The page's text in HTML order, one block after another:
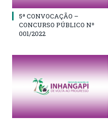
5ª CONVOCAÇÃO –
CONCURSO PÚBLICO Nº
001/2022